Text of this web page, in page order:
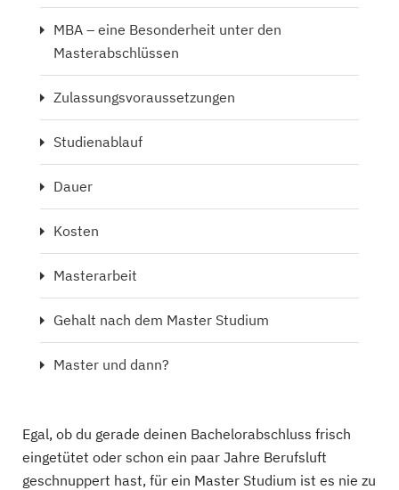
MBA – eine Besonderheit unter den
Masterabschlüssen
Zulassungsvoraussetzungen
Studienablauf
Dauer
Kosten
Masterarbeit
Gehalt nach dem Master Studium
Master und dann?
Egal, ob du gerade deinen Bachelorabschluss frisch
eingetütet oder schon ein paar Jahre Berufsluft
geschnuppert hast, für ein Master Studium ist es nie zu